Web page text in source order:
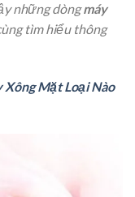
những dòngmáy
tìm hiểu thông
Mặt Loại Nào